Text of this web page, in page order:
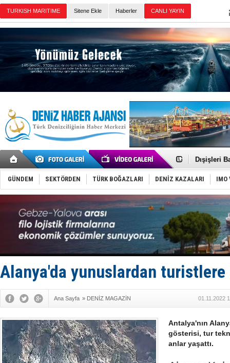
Sitene Ekle Haberler
Türk
Hat-San
Med
Tekne,
Dışişleri
Depo ve
Kruvaziyer
SES
Kargıcak
Denizlerin
İstanbul:
GÜNDEM SEKTÖRDEN TÜRK BOĞAZLARI DENİZ KAZALARI IMO
Alanya'da yunuslardan
Ana Sayfa » DENİZ MAGAZİN 01.11.2022
Antalya'nın
gösterisi, tur
anlar yaşattı.